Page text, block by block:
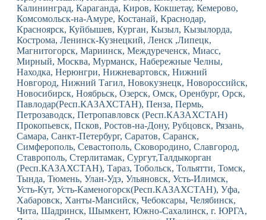
Калининград, Караганда, Киров, Кокшетау, Кемерово,
Комсомольск-на-Амуре, Костанай, Краснодар,
Красноярск, Куйбышев, Курган, Кызыл, Кызылорда,
Кострома, Ленинск-Кузнецкий, Ленск ,Липецк,
Магнитогорск, Мариинск, Междуреченск, Миасс,
Мирный, Москва, Мурманск, Набережные Челны,
Находка, Нерюнгри, Нижневартовск, Нижний
Новгород, Нижний Тагил, Новокузнецк, Новороссийск,
Новосибирск, Ноябрьск, Озерск, Омск, Оренбург, Орск,
Павлодар(Респ.КАЗАХСТАН), Пенза, Пермь,
Петрозаводск, Петропавловск (Респ.КАЗАХСТАН)
Прокопьевск, Псков, Ростов-на-Дону, Рубцовск, Рязань,
Самара, Санкт-Петербург, Саратов, Саранск,
Симферополь, Севастополь, Сковородино, Славгород,
Ставрополь, Стерлитамак, Сургут,Талдыкорган
(Респ.КАЗАХСТАН), Тараз, Тобольск, Тольятти, Томск,
Тында, Тюмень, Улан-Удэ, Ульяновск, Усть-Илимск,
Усть-Кут, Усть-Каменогорск(Респ.КАЗАХСТАН), Уфа,
Хабаровск, Ханты-Мансийск, Чебоксары, Челябинск,
Чита, Шадринск, Шымкент, Южно-Сахалинск, г. ЮРГА,